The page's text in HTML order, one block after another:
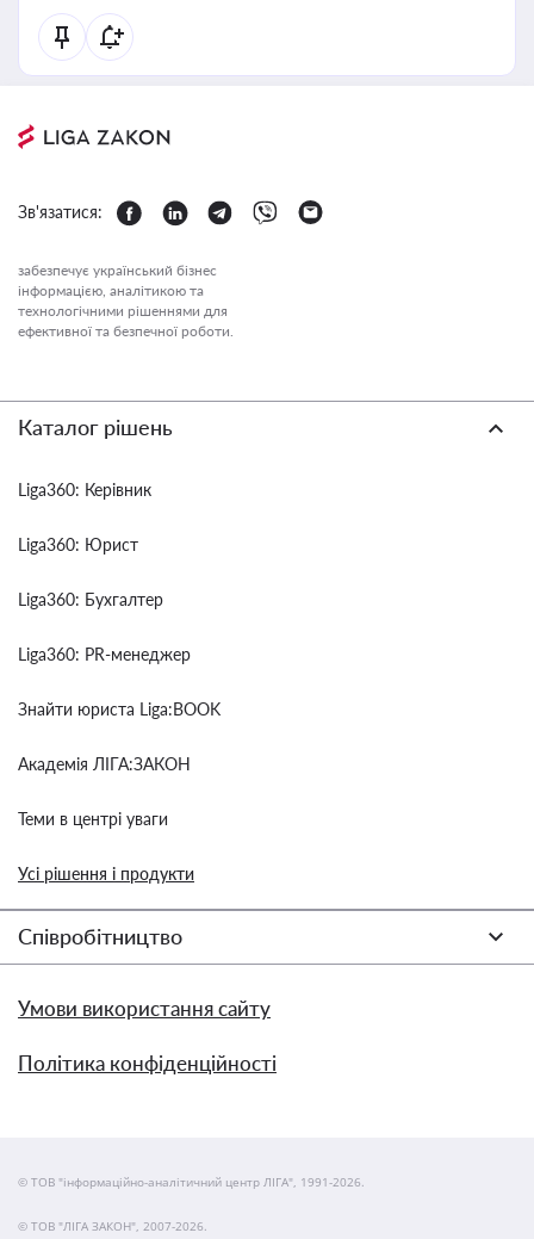
Зв'язатися:
забезпечує український бізнес
інформацією, аналітикою та
технологічними рішеннями для
ефективної та безпечної роботи.
Каталог рішень
Liga360: Керівник
Liga360: Юрист
Liga360: Бухгалтер
Liga360: PR-менеджер
Знайти юриста Liga:BOOK
Академія ЛІГА:ЗАКОН
Теми в центрі уваги
Усі рішення і продукти
Співробітництво
Умови використання сайту
Політика конфіденційності
© ТОВ "інформаційно-аналітичний центр ЛІГА", 1991-2026.
© ТОВ "ЛІГА ЗАКОН", 2007-2026.